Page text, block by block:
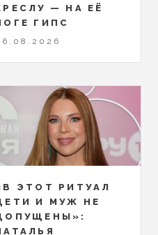
— НА ЕЁ
ГИПС
ЭТОТ РИТУАЛ
И МУЖ НЕ